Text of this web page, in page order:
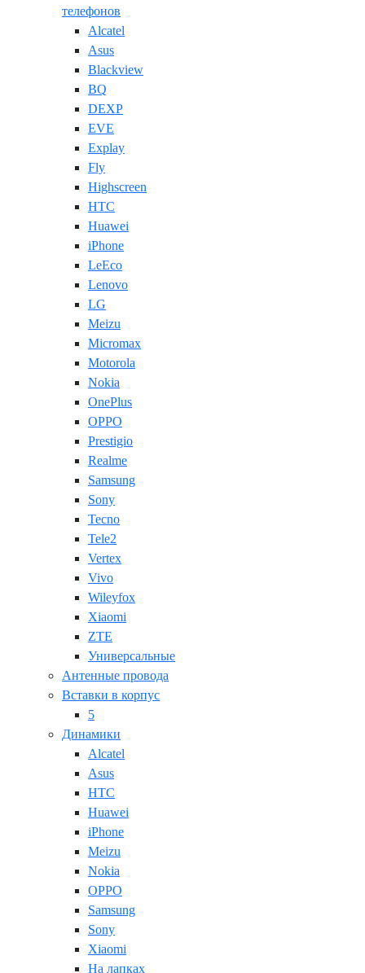
телефонов
Alcatel
Asus
Blackview
BQ
DEXP
EVE
Explay
Fly
Highscreen
HTC
Huawei
iPhone
LeEco
Lenovo
LG
Meizu
Micromax
Motorola
Nokia
OnePlus
OPPO
Prestigio
Realme
Samsung
Sony
Tecno
Tele2
Vertex
Vivo
Wileyfox
Xiaomi
ZTE
Универсальные
Антенные провода
Вставки в корпус
5
Динамики
Alcatel
Asus
HTC
Huawei
iPhone
Meizu
Nokia
OPPO
Samsung
Sony
Xiaomi
На лапках